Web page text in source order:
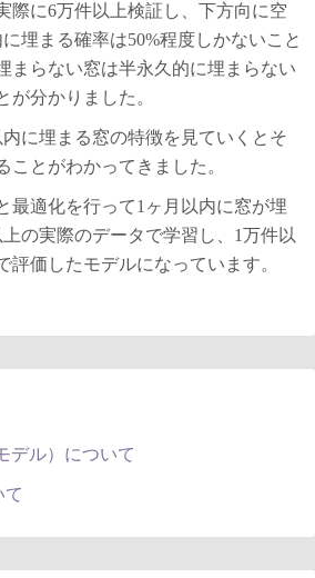
際に6万件以上検証し、下方向に空
埋まる確率は50%程度しかないこと
まらない窓は半永久的に埋まらない
が分かりました。
に埋まる窓の特徴を見ていくとそ
ことがわかってきました。
最適化を行って1ヶ月以内に窓が埋
の実際のデータで学習し、1万件以
評価したモデルになっています。
デル）について
て